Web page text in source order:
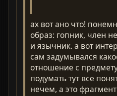
ах вот ано что!
образ: гопник, член
и язычник. а вот
сам задумывался
отношение с
подумать тут все
нечем, а это